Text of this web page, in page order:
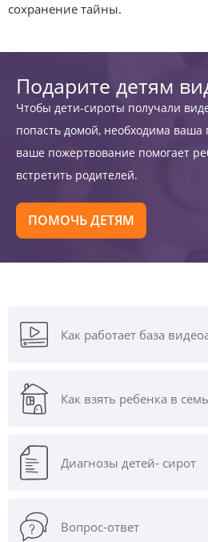
сохранение тайны.
Подарите детям
Чтобы дети-сироты получали
попасть домой, необходима ваша
ваше пожертвование помогает
встретить родителей.
ПОМОЧЬ ДЕТЯМ
Как работает база
Как взять ребенка в
Диагнозы детей- сирот
Вопрос-ответ